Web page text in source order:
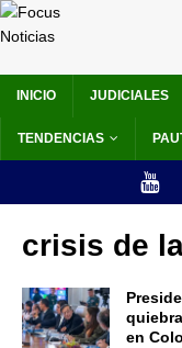
INICIO JUDICIALES
TENDENCIAS
crisis de
en